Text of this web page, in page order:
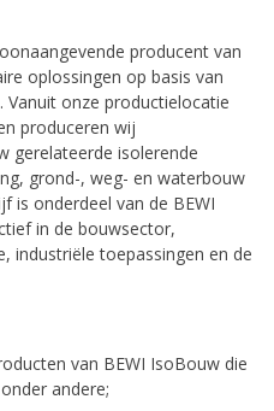
producent van
oplossingen op basis van
Vanuit onze productielocatie
produceren wij
gerelateerde isolerende
grond-, weg- en waterbouw
is onderdeel van de BEWI
in de bouwsector,
industriële toepassingen en de
van BEWI IsoBouw die
andere;